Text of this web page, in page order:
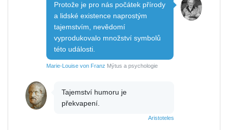
Protože je pro nás počátek přírody
a lidské existence naprostým
tajemstvím, nevědomí
vyprodukovalo množství symbolů
této události.
Marie-Louise von Franz Mýtus a psychologie
Tajemství humoru je
překvapení.
Aristoteles